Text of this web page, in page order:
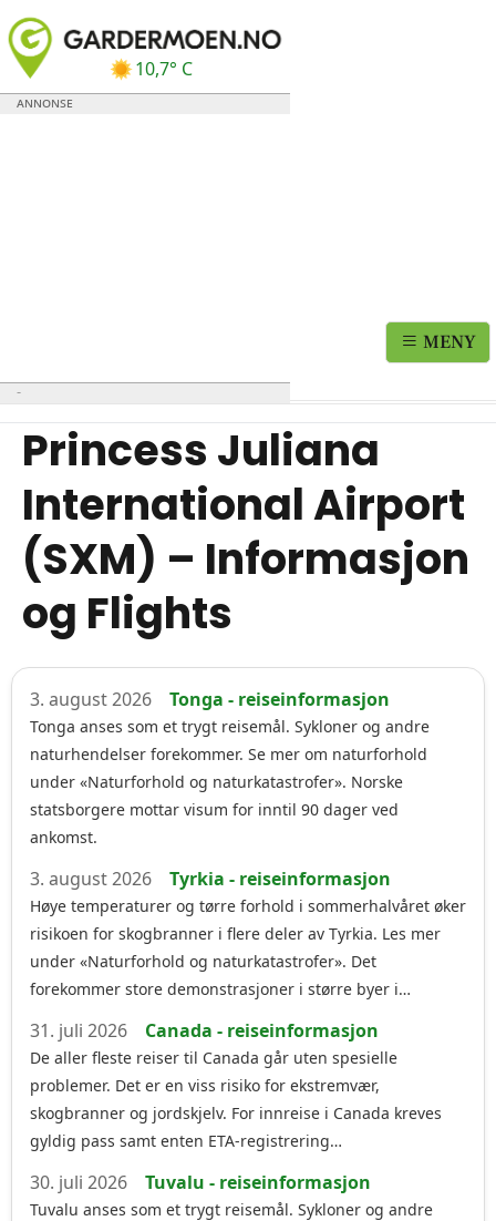
10,7° C
MENY
Princess Juliana
International Airport
(SXM) – Informasjon
og Flights
3. august 2026 Tonga - reiseinformasjon
Tonga anses som et trygt reisemål. Sykloner og andre
naturhendelser forekommer. Se mer om naturforhold
under «Naturforhold og naturkatastrofer». Norske
statsborgere mottar visum for inntil 90 dager ved
ankomst.
3. august 2026 Tyrkia - reiseinformasjon
Høye temperaturer og tørre forhold i sommerhalvåret øker
risikoen for skogbranner i flere deler av Tyrkia. Les mer
under «Naturforhold og naturkatastrofer». Det
forekommer store demonstrasjoner i større byer i…
31. juli 2026 Canada - reiseinformasjon
De aller fleste reiser til Canada går uten spesielle
problemer. Det er en viss risiko for ekstremvær,
skogbranner og jordskjelv. For innreise i Canada kreves
gyldig pass samt enten ETA-registrering…
30. juli 2026 Tuvalu - reiseinformasjon
Tuvalu anses som et trygt reisemål. Sykloner og andre